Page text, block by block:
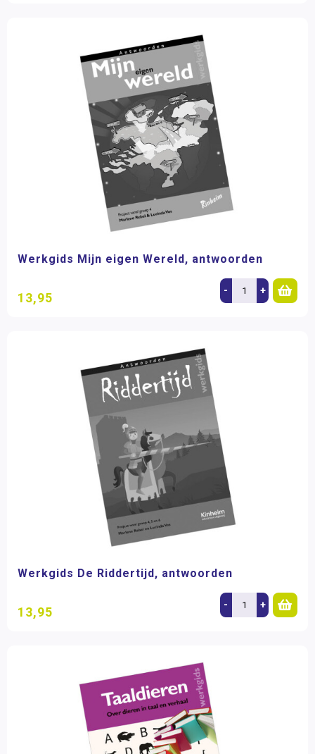
Werkgids Mijn eigen Wereld, antwoorden
13,95 - +
Werkgids De Riddertijd, antwoorden
13,95 - +